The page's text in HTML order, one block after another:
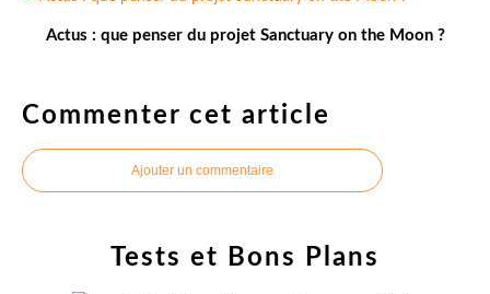
Actus : que penser du projet Sanctuary on the Moon ?
Commenter cet article
Ajouter un commentaire
Tests et Bons Plans